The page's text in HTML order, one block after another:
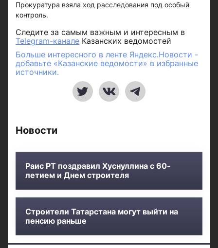
Прокуратура взяла ход расследования под особый
контроль.
Следите за самым важным и интересным в
Telegram-канале Казанских ведомостей
Больше интересного в ленте Яндекс.Новости -
добавьте «Казанские ведомости» в избранные
источники.
Новости
Раис РТ поздравил Хуснуллина с 60-
летием и Днем строителя
Строители Татарстана могут выйти на
пенсию раньше